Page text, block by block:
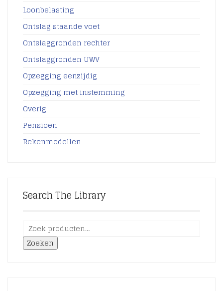
Loonbelasting
Ontslag staande voet
Ontslaggronden rechter
Ontslaggronden UWV
Opzegging eenzijdig
Opzegging met instemming
Overig
Pensioen
Rekenmodellen
Search The Library
Zoeken